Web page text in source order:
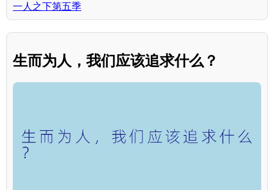
一人之下第五季
生而为人，我们应该追求什么？